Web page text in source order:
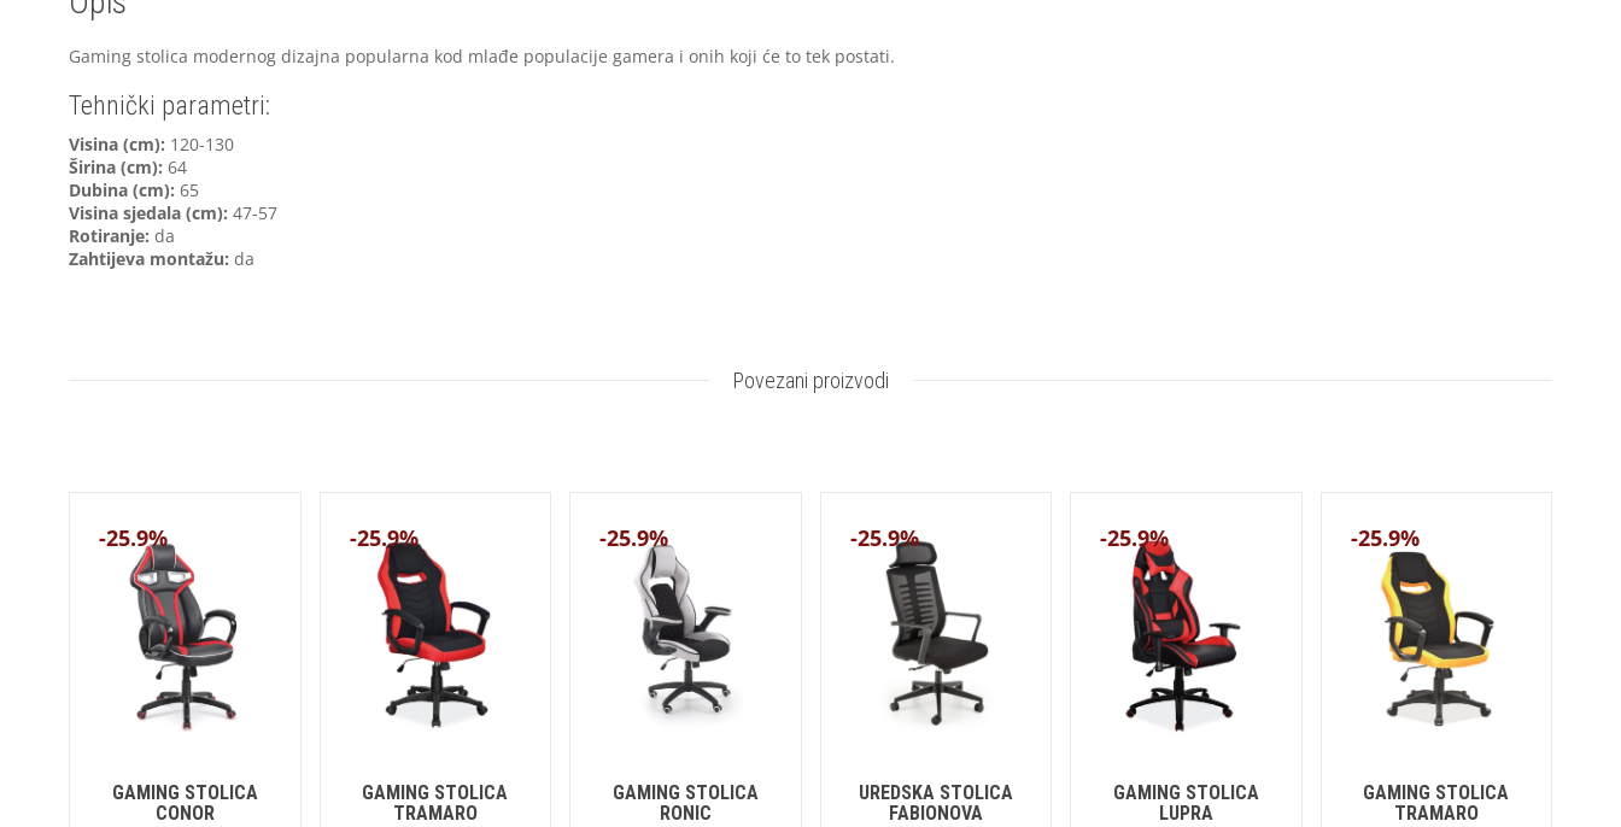
Gaming stolica modernog dizajna popularna kod mlađe populacije gamera i onih koji će to tek postati.
Tehnički parametri:
Visina (cm): 120-130
Širina (cm): 64
Dubina (cm): 65
Visina sjedala (cm): 47-57
Rotiranje: da
Zahtijeva montažu: da
Povezani proizvodi
-25.9%
GAMING STOLICA
CONOR
-25.9%
GAMING STOLICA
TRAMARO
-25.9%
GAMING STOLICA
RONIC
-25.9%
UREDSKA STOLICA
FABIONOVA
-25.9%
GAMING STOLICA
LUPRA
-25.9%
GAMING STOLICA
TRAMARO